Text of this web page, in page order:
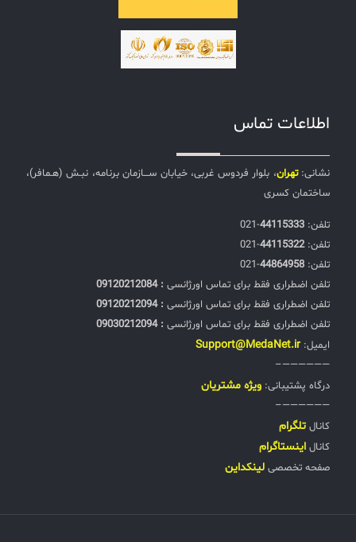
اطلاعات تماس
نشانی:تهران، بلوار فردوس غربی، خیابان ســـازمان برنامه، نبـش (هـمافر)،
ساختمان کسری
تلفن:‌ 44115333
-021
تلفن:‌44115322
-021
تلفن:‌ 44864958
-021
تلفن اضطراری فقط برای تماس اورژانسی : 09120212084
تلفن اضطراری فقط برای تماس اورژانسی : 09120212094
تلفن اضطراری فقط برای تماس اورژانسی : 09030212094
ایمیل: Support@MedaNet.ir
——————–
درگاه پشتیبانی: ويژه مشتریان
——————–
کانال تلگرام
کانال اینستاگرام
صفحه تخصصی لینکداین